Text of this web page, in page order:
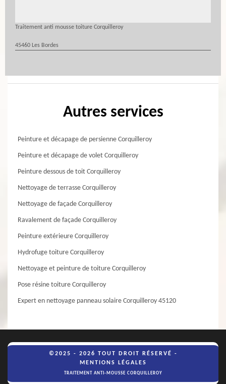
Traitement anti mousse toiture Corquilleroy
45460 Les Bordes
Autres services
Peinture et décapage de persienne Corquilleroy
Peinture et décapage de volet Corquilleroy
Peinture dessous de toit Corquilleroy
Nettoyage de terrasse Corquilleroy
Nettoyage de façade Corquilleroy
Ravalement de façade Corquilleroy
Peinture extérieure Corquilleroy
Hydrofuge toiture Corquilleroy
Nettoyage et peinture de toiture Corquilleroy
Pose résine toiture Corquilleroy
Expert en nettoyage panneau solaire Corquilleroy 45120
©2025 - 2026 TOUT DROIT RÉSERVÉ -
MENTIONS LÉGALES
TRAITEMENT ANTI-MOUSSE CORQUILLEROY